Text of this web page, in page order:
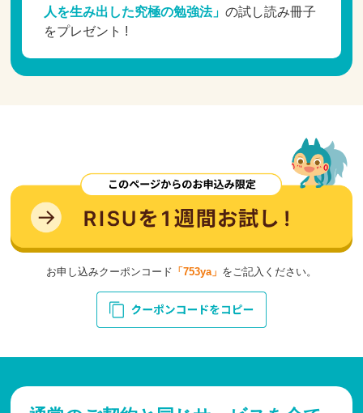
人を生み出した究極の勉強法」 の試し読み冊子
をプレゼント !
お申し込みクーポンコード 「753ya」 をご記入ください。